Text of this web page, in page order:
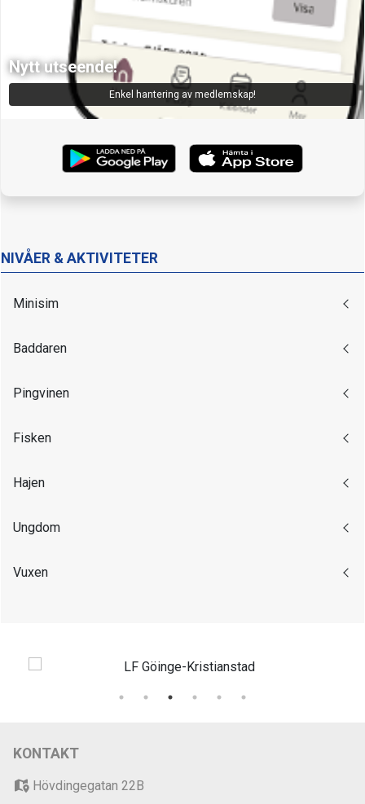
Nytt utseende!
Enkel hantering av medlemskap!
NIVÅER & AKTIVITETER
Minisim
Baddaren
Pingvinen
Fisken
Hajen
Ungdom
Vuxen
KONTAKT
Hövdingegatan 22B